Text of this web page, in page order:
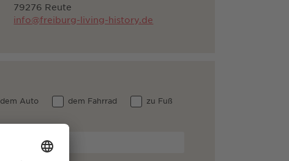
79276 Reute
info@freiburg-living-history.de
dem Auto dem Fahrrad zu Fuß